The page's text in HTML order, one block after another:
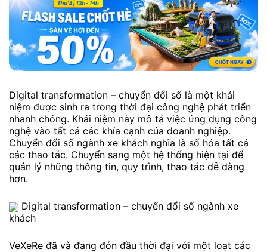
Digital transformation – chuyển đổi số là một khái
niệm được sinh ra trong thời đại công nghệ phát triển
nhanh chóng. Khái niệm này mô tả việc ứng dụng công
nghệ vào tất cả các khía cạnh của doanh nghiệp.
Chuyển đổi số ngành xe khách nghĩa là số hóa tất cả
các thao tác. Chuyển sang một hệ thống hiện tại để
quản lý những thông tin, quy trình, thao tác dễ dàng
hơn.
Digital transformation – chuyển đổi số ngành xe
khách
VeXeRe đã và đang đón đầu thời đại với một loạt các